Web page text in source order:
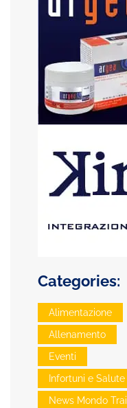
Categories:
Alimentazione
Allenamento
Eventi
Infortuni e Salute
News Mondo Trail